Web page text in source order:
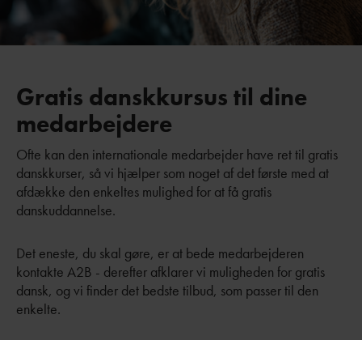
Gratis danskkursus til dine
medarbejdere
Ofte kan den internationale medarbejder have ret til gratis
danskkurser, så vi hjælper som noget af det første med at
afdække den enkeltes mulighed for at få gratis
danskuddannelse.
Det eneste, du skal gøre, er at bede medarbejderen
kontakte A2B - derefter afklarer vi muligheden for gratis
dansk, og vi finder det bedste tilbud, som passer til den
enkelte.